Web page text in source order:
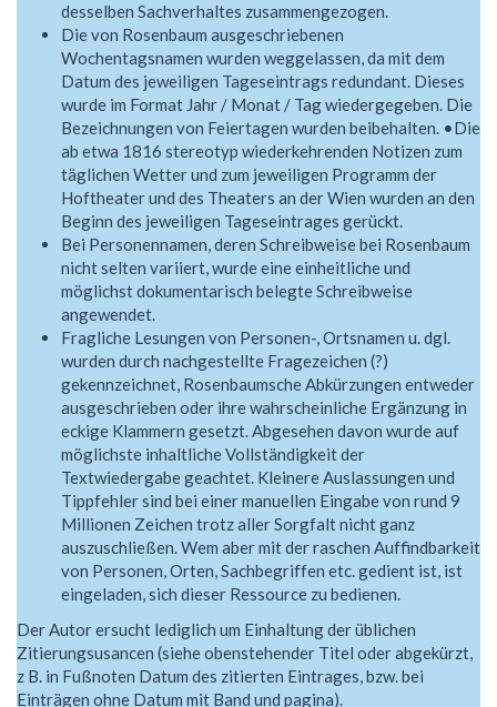
desselben Sachverhaltes zusammengezogen.
Die von Rosenbaum ausgeschriebenen
Wochentagsnamen wurden weggelassen, da mit dem
Datum des jeweiligen Tageseintrags redundant. Dieses
wurde im Format Jahr / Monat / Tag wiedergegeben. Die
Bezeichnungen von Feiertagen wurden beibehalten. •Die
ab etwa 1816 stereotyp wiederkehrenden Notizen zum
täglichen Wetter und zum jeweiligen Programm der
Hoftheater und des Theaters an der Wien wurden an den
Beginn des jeweiligen Tageseintrages gerückt.
Bei Personennamen, deren Schreibweise bei Rosenbaum
nicht selten variiert, wurde eine einheitliche und
möglichst dokumentarisch belegte Schreibweise
angewendet.
Fragliche Lesungen von Personen-, Ortsnamen u. dgl.
wurden durch nachgestellte Fragezeichen (?)
gekennzeichnet, Rosenbaumsche Abkürzungen entweder
ausgeschrieben oder ihre wahrscheinliche Ergänzung in
eckige Klammern gesetzt. Abgesehen davon wurde auf
möglichste inhaltliche Vollständigkeit der
Textwiedergabe geachtet. Kleinere Auslassungen und
Tippfehler sind bei einer manuellen Eingabe von rund 9
Millionen Zeichen trotz aller Sorgfalt nicht ganz
auszuschließen. Wem aber mit der raschen Auffindbarkeit
von Personen, Orten, Sachbegriffen etc. gedient ist, ist
eingeladen, sich dieser Ressource zu bedienen.
Der Autor ersucht lediglich um Einhaltung der üblichen
Zitierungsusancen (siehe obenstehender Titel oder abgekürzt,
z B. in Fußnoten Datum des zitierten Eintrages, bzw. bei
Einträgen ohne Datum mit Band und pagina).